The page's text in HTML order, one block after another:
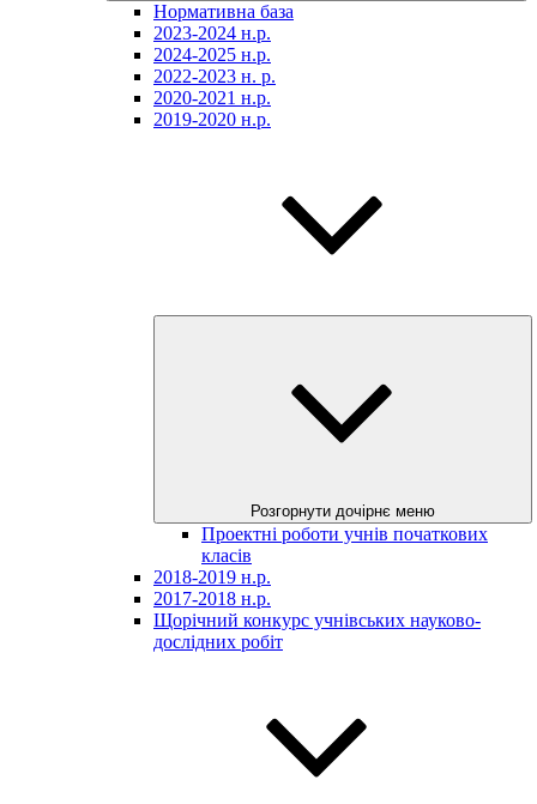
Нормативна база
2023-2024 н.р.
2024-2025 н.р.
2022-2023 н. р.
2020-2021 н.р.
2019-2020 н.р.
Розгорнути дочірнє меню
Проектні роботи учнів початкових
класів
2018-2019 н.р.
2017-2018 н.р.
Щорічний конкурс учнівських науково-
дослідних робіт